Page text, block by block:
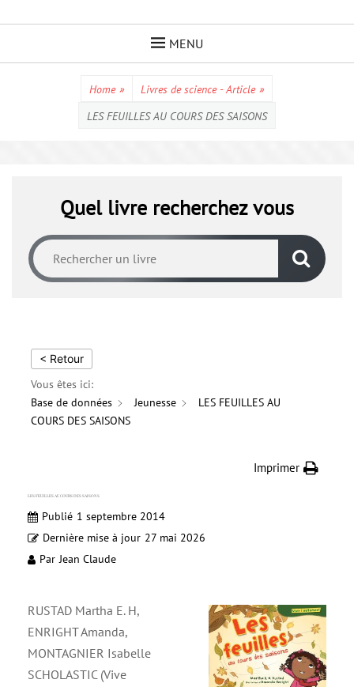
MENU
Home » Livres de science - Article »
LES FEUILLES AU COURS DES SAISONS
Quel livre recherchez vous
< Retour
Vous êtes ici:
Base de données
Jeunesse
LES FEUILLES AU
COURS DES SAISONS
Imprimer
LES FEUILLES AU COURS DES SAISONS
Publié 1 septembre 2014
Dernière mise à jour 27 mai 2026
Par Jean Claude
RUSTAD Martha E. H,
ENRIGHT Amanda,
MONTAGNIER Isabelle
SCHOLASTIC (Vive